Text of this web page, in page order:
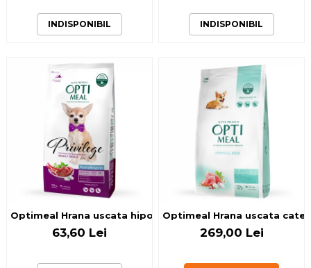
INDISPONIBIL INDISPONIBIL
Optimeal Hrana uscata hipoalergenica caini de talie mica -
63,60 Lei
Optimeal Hrana uscata
269,00 Lei